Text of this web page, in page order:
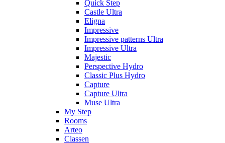
Quick Step
Castle Ultra
Eligna
Impressive
Impressive patterns Ultra
Impressive Ultra
Majestic
Perspective Hydro
Classic Plus Hydro
Capture
Capture Ultra
Muse Ultra
My Step
Rooms
Arteo
Classen